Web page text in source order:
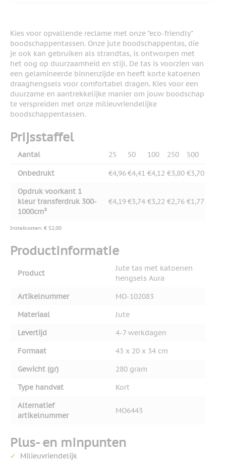
Kies voor opvallende reclame met onze "eco-friendly"
boodschappentassen. Onze jute boodschappentas, die
je ook kan gebruiken als strandtas, is ontworpen met
het oog op duurzaamheid en stijl. De tas is voorzien van
een gelamineerde binnenzijde en heeft korte katoenen
draaghengsels voor comfortabel dragen. Kies voor een
duurzame en aantrekkelijke manier om jouw boodschap
te verspreiden met onze milieuvriendelijke
boodschappentassen.
Prijsstaffel
Aantal 25 50 100 250 500
Onbedrukt €4,96€4,41 €4,12 €3,80 €3,70
Opdruk voorkant 1
kleur transferdruk 300-
1000cm²
€4,19€3,74 €3,22 €2,76 €1,77
Instelkosten: € 52,00
Productinformatie
Product
Jute tas met katoenen
hengsels Aura
Artikelnummer
MO-102083
Materiaal
Jute
Levertijd
4-7 werkdagen
Formaat
43 x 20 x 34 cm
Gewicht (gr)
280 gram
Type handvat
Kort
Alternatief
artikelnummer
MO6443
Plus- en minpunten
Milieuvriendelijk